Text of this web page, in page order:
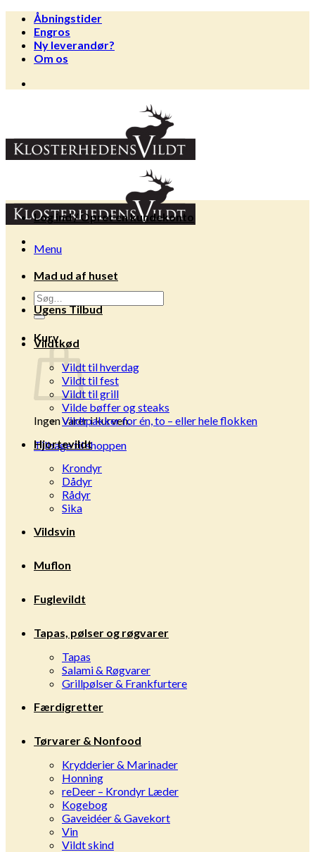
Fortsæt
indhold
Åbningstider
Engros
Ny leverandør?
Om os
Menu
Søg
efter:
Kurv
Ingen varer i kurven.
Tilbage til shoppen
Log ind / Opret en kundekonto
Mad ud af huset
Ugens Tilbud
Vildtkød
Vildt til hverdag
Vildt til fest
Vildt til grill
Vilde bøffer og steaks
Vildtpakker for én, to – eller hele flokken
Hjortevildt
Krondyr
Dådyr
Rådyr
Sika
Vildsvin
Muflon
Fuglevildt
Tapas, pølser og røgvarer
Tapas
Salami & Røgvarer
Grillpølser & Frankfurtere
Færdigretter
Tørvarer & Nonfood
Krydderier & Marinader
Honning
reDeer – Krondyr Læder
Kogebog
Gaveidéer & Gavekort
Vin
Vildt skind